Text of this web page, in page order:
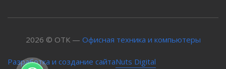
2026 © ОТК — Офисная техника и компьютеры
Разработка и создание сайтаNuts Digital